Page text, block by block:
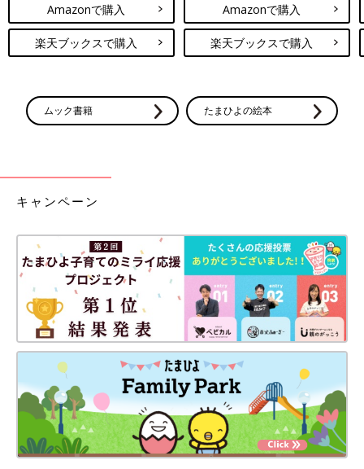
Amazonで購入
楽天ブックスで購入
Amazonで購入
楽天ブックスで購入
ムック書籍 たまひよの絵本
キャンペーン